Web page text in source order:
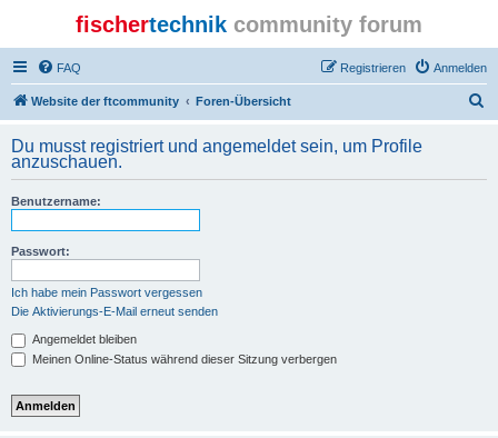
fischertechnik community forum
FAQ Anmelden
Registrieren
Website der ftcommunity Foren-Übersicht
h
Du musst registriert und angemeldet sein, um Profile
anzuschauen.
Benutzername:
Passwort:
Ich habe mein Passwort vergessen
Die Aktivierungs-E-Mail erneut senden
Angemeldet bleiben
Meinen Online-Status während dieser Sitzung verbergen